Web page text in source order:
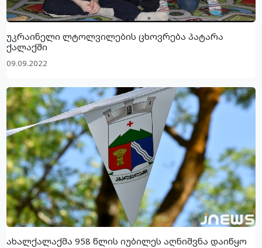
უკრაინელი ლტოლვილების ცხოვრება პატარა
ქალაქში
09.09.2022
ახალქალაქმა 958 წლის იუბილეს აღნიშვნა დაიწყო